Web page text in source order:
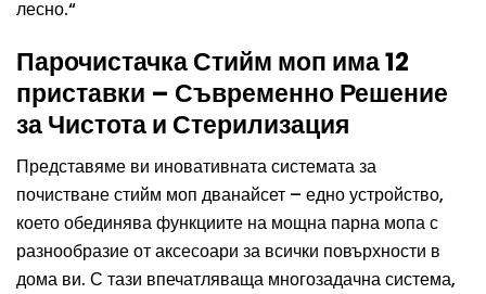
лесно.“
Парочистачка Стийм моп има 12
приставки – Съвременно Решение
за Чистота и Стерилизация
Представяме ви иновативната системата за
почистване стийм моп дванайсет – едно устройство,
което обединява функциите на мощна парна мопа с
разнообразие от аксесоари за всички повърхности в
дома ви. С тази впечатляваща многозадачна система,